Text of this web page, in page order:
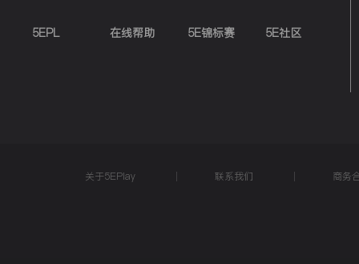
5EPL 在线帮助 5E锦标赛 5E社区
关于5EPlay 联系我们 商务